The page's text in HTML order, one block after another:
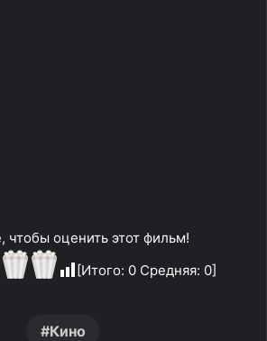
чтобы оценить этот фильм!
[Итого: 0Средняя: 0]
Кино